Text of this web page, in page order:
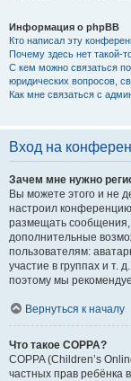
Информация о phpBB
Кто написал эту
Почему здесь нет такой-
С кем можно связаться по
юридических вопросов,
Как мне связаться с
Вход на
Зачем мне нужно
Вы можете этого и не
настроил
размещать сообщения,
дополнительные
пользователям:
участие в группах и т.
поэтому мы
Вернуться к началу
Что такое COPPA?
COPPA (Children’s
частных прав ребёнка